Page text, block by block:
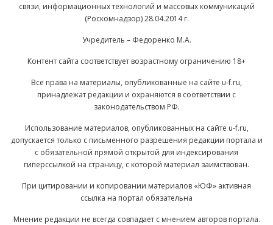
связи, информационных технологий и массовых коммуникаций
(Роскомнадзор) 28.04.2014 г.
Учредитель – Федоренко М.А.
Контент сайта соответствует возрастному ограничению 18+
Все права на материалы, опубликованные на сайте u-f.ru,
принадлежат редакции и охраняются в соответствии с
законодательством РФ.
Использование материалов, опубликованных на сайте u-f.ru,
допускается только с письменного разрешения редакции портала и
с обязательной прямой открытой для индексирования
гиперссылкой на страницу, с которой материал заимствован.
При цитировании и копировании материалов «ЮФ» активная
ссылка на портал обязательна
Мнение редакции не всегда совпадает с мнением авторов портала.